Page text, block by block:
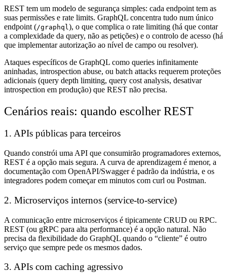
REST tem um modelo de segurança simples: cada endpoint tem as
suas permissões e rate limits. GraphQL concentra tudo num único
endpoint (/graphql ), o que complica o rate limiting (há que contar
a complexidade da query, não as petições) e o controlo de acesso (há
que implementar autorização ao nível de campo ou resolver).
Ataques específicos de GraphQL como queries infinitamente
aninhadas, introspection abuse, ou batch attacks requerem proteções
adicionais (query depth limiting, query cost analysis, desativar
introspection em produção) que REST não precisa.
Cenários reais: quando escolher REST
1. APIs públicas para terceiros
Quando constrói uma API que consumirão programadores externos,
REST é a opção mais segura. A curva de aprendizagem é menor, a
documentação com OpenAPI/Swagger é padrão da indústria, e os
integradores podem começar em minutos com curl ou Postman.
2. Microserviços internos (service-to-service)
A comunicação entre microserviços é tipicamente CRUD ou RPC.
REST (ou gRPC para alta performance) é a opção natural. Não
precisa da flexibilidade do GraphQL quando o “cliente” é outro
serviço que sempre pede os mesmos dados.
3. APIs com caching agressivo